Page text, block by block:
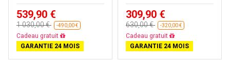
539,90 €
1 030,00 € -490,00 €
Livraison gratuite
GARANTIE 24 MOIS
309,90 €
630,00 € -320,00 €
Livraison gratuite
GARANTIE 24 MOIS